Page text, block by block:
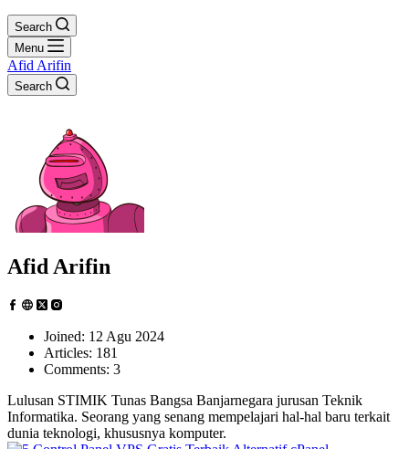
Search
Menu
Afid Arifin
Search
Afid Arifin
Joined: 12 Agu 2024
Articles: 181
Comments: 3
Lulusan STIMIK Tunas Bangsa Banjarnegara jurusan Teknik
Informatika. Seorang yang senang mempelajari hal-hal baru terkait
dunia teknologi, khususnya komputer.